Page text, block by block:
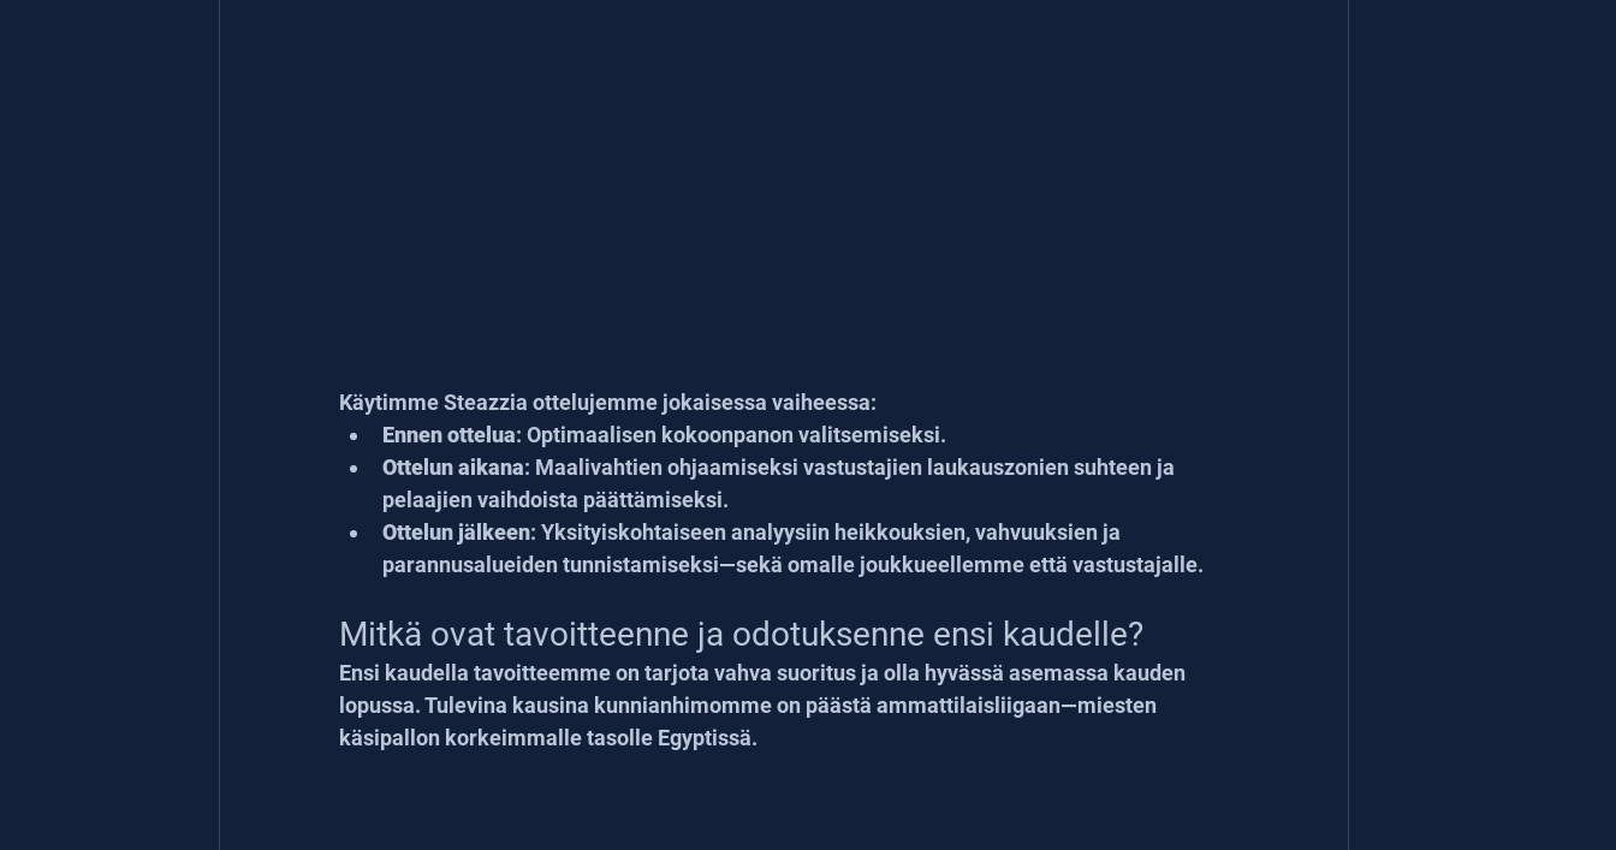
Käytimme Steazzia ottelujemme jokaisessa vaiheessa:
Ennen ottelua: Optimaalisen kokoonpanon valitsemiseksi.
Ottelun aikana: Maalivahtien ohjaamiseksi vastustajien laukauszonien suhteen ja
pelaajien vaihdoista päättämiseksi.
Ottelun jälkeen: Yksityiskohtaiseen analyysiin heikkouksien, vahvuuksien ja
parannusalueiden tunnistamiseksi—sekä omalle joukkueellemme että vastustajalle.
Mitkä ovat tavoitteenne ja odotuksenne ensi kaudelle?
Ensi kaudella tavoitteemme on tarjota vahva suoritus ja olla hyvässä asemassa kauden
lopussa. Tulevina kausina kunnianhimomme on päästä ammattilaisliigaan—miesten
käsipallon korkeimmalle tasolle Egyptissä.